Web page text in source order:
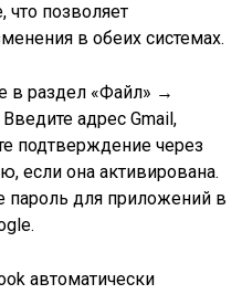
что позволяет
в обеих системах.
в раздел «Файл» →
адрес Gmail,
подтверждение через
если она активирована.
пароль для приложений в
автоматически